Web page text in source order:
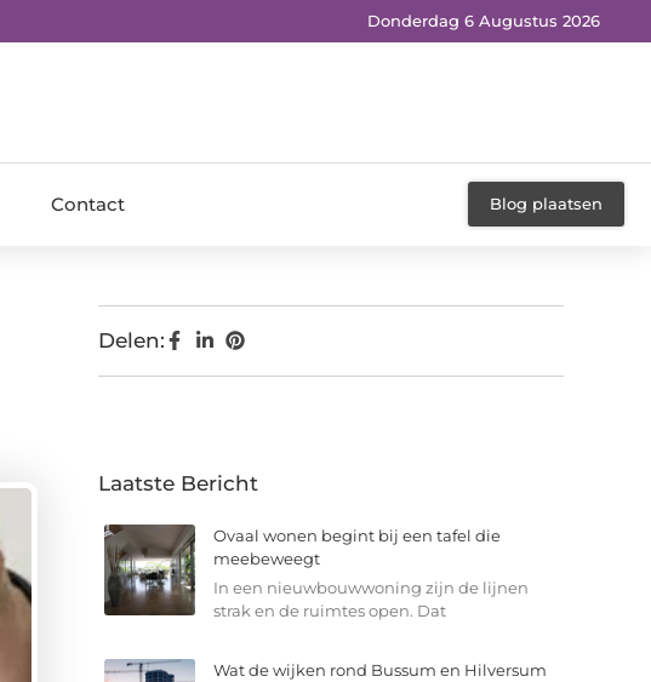
Donderdag 6 Augustus 2026
Contact Blog plaatsen
Delen:
Laatste Bericht
Ovaal wonen begint bij een tafel die
meebeweegt
In een nieuwbouwwoning zijn de lijnen
strak en de ruimtes open. Dat
Wat de wijken rond Bussum en Hilversum